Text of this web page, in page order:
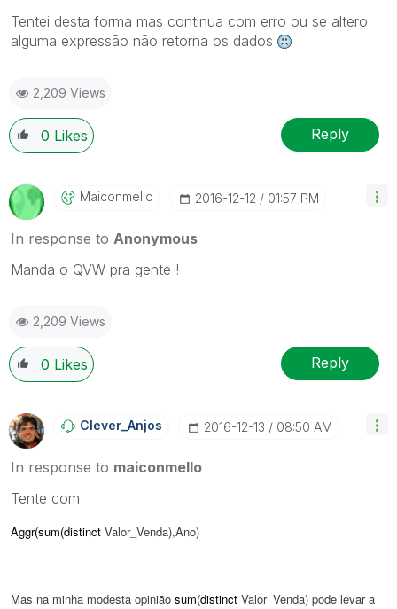
Tentei desta forma mas continua com erro ou se altero
alguma expressão não retorna os dados
2,209 Views
0 Likes Reply
Maiconmello ‎2016-12-12 01:57 PM
In response to Anonymous
Manda o QVW pra gente !
2,209 Views
0 Likes Reply
Clever_Anjos ‎2016-12-13 08:50 AM
In response to maiconmello
Tente com
Aggr(sum(distinct Valor_Venda),Ano)
Mas na minha modesta opinião sum(distinct Valor_Venda) pode levar a